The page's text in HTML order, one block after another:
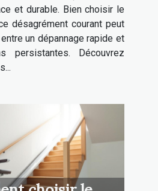
et durable. Bien choisir le
désagrément courant peut
un dépannage rapide et
persistantes. Découvrez